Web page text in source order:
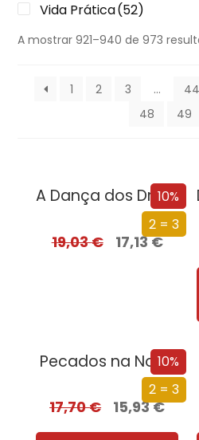
Vida Prática(52)
A mostrar 921–940 de 973
1 2 3 … 44
48
49
10%
2 = 3
A Dança dos Dragões
19,03€ 17,13€
10%
2 = 3
Pecados na Noite
17,70€ 15,93€